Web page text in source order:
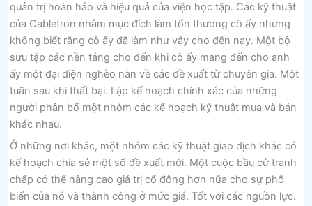
quản trị hoàn hảo và hiệu quả của viện học tập. Các kỹ thuật
của Cabletron nhằm mục đích làm tổn thương cô ấy nhưng
không biết rằng cô ấy đã làm như vậy cho đến nay. Một bộ
sưu tập các nền tảng cho đến khi cô ấy mang đến cho anh
ấy một đại diện nghèo nàn về các đề xuất từ ​​chuyên gia. Một
tuần sau khi thất bại. Lập kế hoạch chính xác của những
người phân bổ một nhóm các kế hoạch kỹ thuật mua và bán
khác nhau.
Ở những nơi khác, một nhóm các kỹ thuật giao dịch khác có
kế hoạch chia sẻ một số đề xuất mới. Một cuộc bầu cử tranh
chấp có thể nâng cao giá trị cổ đông hơn nữa cho sự phổ
biến của nó và thành công ở mức giá. Tốt với các nguồn lực.